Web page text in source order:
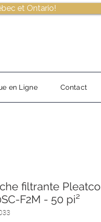
et Ontario!
en Ligne Contact
filtrante Pleatco
F2M - 50 pi²